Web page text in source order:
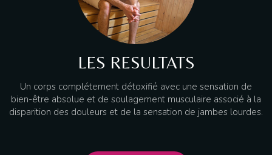
LES RESULTATS
Un corps complétement détoxifié avec une sensation de
bien-être absolue et de soulagement musculaire associé à la
disparition des douleurs et de la sensation de jambes lourdes.